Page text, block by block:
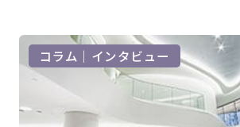
コラム｜インタビュー